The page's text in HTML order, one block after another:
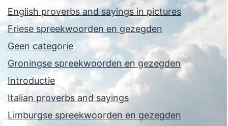
English proverbs and sayings in pictures
Friese spreekwoorden en gezegden
Geen categorie
Groningse spreekwoorden en gezegden
Introductie
Italian proverbs and sayings
Limburgse spreekwoorden en gezegden